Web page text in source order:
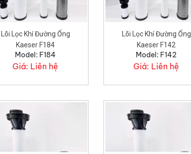
Lõi Lọc Khí Đường Ống
Kaeser F184
Model: F184
Giá: Liên hệ
Lõi Lọc Khí Đường Ống
Kaeser F142
Model: F142
Giá: Liên hệ